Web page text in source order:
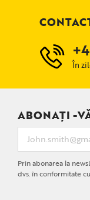
În
ABONAȚI -
Prin abonarea la
dvs. în conformitate cu